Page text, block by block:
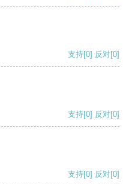
支持[0] 反对[0]
支持[0] 反对[0]
支持[0] 反对[0]